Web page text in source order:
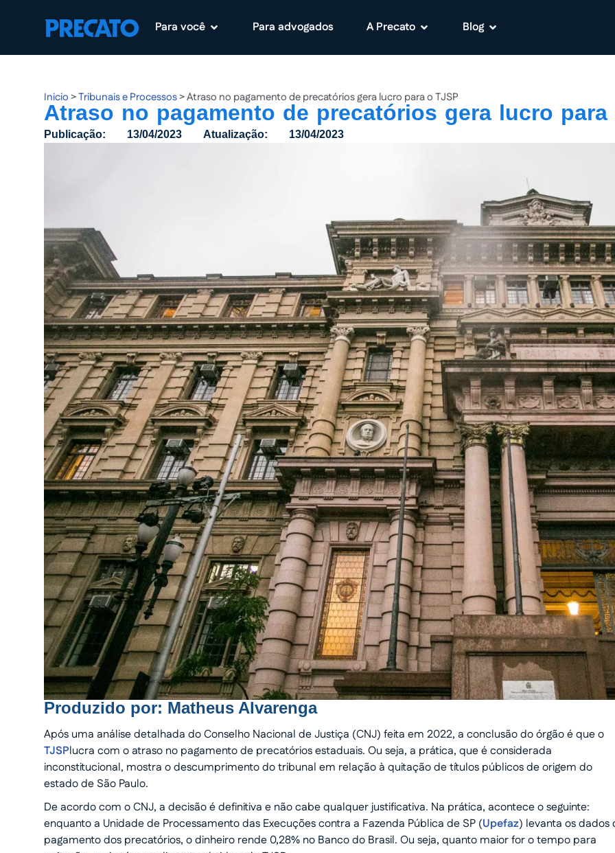
para
Para você Para advogados A Precato Blog
Inicio>Tribunais e Processos>Atraso no pagamento de precatórios gera lucro para o TJSP
Atraso no pagamento de precatórios gera lucro para
Publicação: 13/04/2023 Atualização: 13/04/2023
Produzido por: Matheus Alvarenga
Após uma análise detalhada do Conselho Nacional de Justiça (CNJ) feita em 2022, a conclusão do órgão é que o
TJSPlucra com o atraso no pagamento de precatórios estaduais. Ou seja, a prática, que é considerada
inconstitucional, mostra o descumprimento do tribunal em relação à quitação de títulos públicos de origem do
estado de São Paulo.
De acordo com o CNJ, a decisão é definitiva e não cabe qualquer justificativa. Na prática, acontece o seguinte:
enquanto a Unidade de Processamento das Execuções contra a Fazenda Pública de SP (Upefaz) levanta os dados
pagamento dos precatórios, o dinheiro rende 0,28% no Banco do Brasil. Ou seja, quanto maior for o tempo para